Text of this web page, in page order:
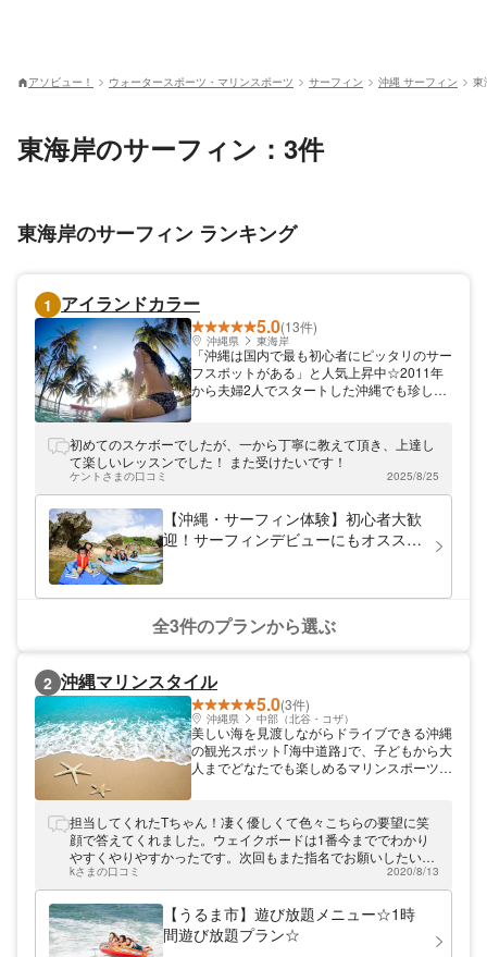
アソビュー！ ウォータースポーツ・マリンスポーツ サーフィン 沖縄 サーフィン 東
東海岸のサーフィン：3件
東海岸のサーフィン ランキング
1 アイランドカラー
5.0(13件)
沖縄県 東海岸
「沖縄は国内で最も初心者にピッタリのサー
フスポットがある」と人気上昇中☆2011年
から夫婦2人でスタートした沖縄でも珍しい
の季節に来ても波乗りを楽しむことができま
す。どんなにサーフィンのスキルを重ねた中
級者、上級者でも沖縄特有のリーフブレイク
というものに関しては初心者の立場になりま
す。 私たちのツアーには中級者以上のサー
ファーも多く訪れます。 波乗りのスキルを
学ぶだけではなく沖縄でのサーフィンのやり
遊んでもらうため私たち夫婦が手取り足取り
全力でサポートいたします。 レンタルボー
ドだけの貸し出しを行い、ポイントだけガイ
は一切なし。 地元のサーファーもたくさん
いる中で右も左も分からない....不安だらけで
怖い....そういったことがないようにサーフタ
イム中は終始しっかりサポートいたします。
プロカメラマン付きのためソーシャルメディ
ア掲載や思い出としてのお写真を無料提供。
ださい。 海外や他の業者で高額な写真撮影
は無料、動画撮影はなんと1グループ500
円！！ ツアー料金は他のショップよりも500
円ほど高いですがインストラクターが二人い
ないと経験できないことが盛り沢山のワクワ
ク体験を全力でお手伝いさせていただきま
す。 ただ波乗りをして終わり！！ではな
く、初心者でも良い波に必ず乗れるレッス
初めてのスケボーでしたが、一から丁寧に教えて頂き、上達し
て楽しいレッスンでした！ また受けたいです！
ケントさまの口コミ 2025/8/25
【沖縄・サーフィン体験】初心者大歓
迎！サーフィンデビューにもオススメ
全3件のプランから選ぶ
2 沖縄マリンスタイル
5.0(3件)
沖縄県 中部（北谷・コザ）
美しい海を見渡しながらドライブできる沖縄
の観光スポット｢海中道路｣で、子どもから大
人までどなたでも楽しめるマリンスポーツシ
ド、ホバーボードなど、人気のマリンスポー
ツで遊べます。｢初めてだけど大丈夫かな｣と
いう方でも、大会にも出場している経験豊富
なスタッフが、お客様一人ひとりのレベルに
合わせて丁寧に指導しているのでご安心くだ
さい。 各種単品メニューもございますが、
｢思い切り海を遊び尽くしたい｣という方のた
めに、遊び放題プランや一日貸切プランなど
担当してくれたTちゃん！凄く優しくて色々こちらの要望に笑
顔で答えてくれました。ウェイクボードは1番今まででわかり
やすくやりやすかったです。次回もまた指名でお願いしたいと
思います。ご丁寧に楽しい時間を本当にありがとうございまし
た。
kさまの口コミ 2020/8/13
【うるま市】遊び放題メニュー☆1時
間遊び放題プラン☆